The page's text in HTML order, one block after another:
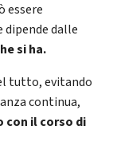
essere
dipende dalle
si ha.
tutto, evitando
continua,
con il corso di